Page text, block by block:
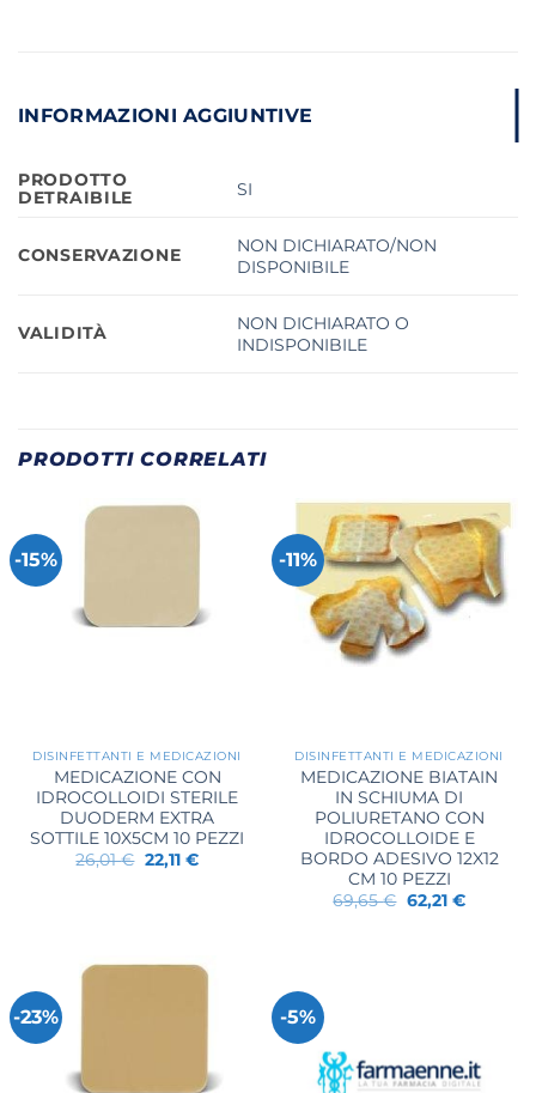
INFORMAZIONI AGGIUNTIVE
PRODOTTO
DETRAIBILE
SI
CONSERVAZIONE
NON DICHIARATO/NON
DISPONIBILE
VALIDITÀ
NON DICHIARATO O
INDISPONIBILE
PRODOTTI CORRELATI
-15%
DISINFETTANTI E MEDICAZIONI
MEDICAZIONE CON
IDROCOLLOIDI STERILE
DUODERM EXTRA
SOTTILE 10X5CM 10 PEZZI
26,01€ Il
prezzo
22,11 €Il
-11%
DISINFETTANTI E MEDICAZIONI
MEDICAZIONE BIATAIN
IN SCHIUMA DI
POLIURETANO CON
IDROCOLLOIDE E
BORDO ADESIVO 12X12
CM 10 PEZZI
69,65€ Il
prezzo
62,21 €Il
-23% -5%